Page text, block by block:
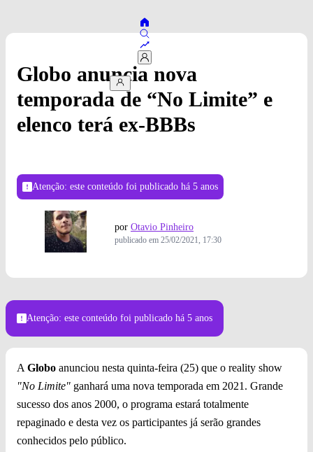
Globo anuncia nova
temporada de “No Limite” e
elenco terá ex-BBBs
Atenção: este conteúdo foi publicado há 5 anos
por Otavio Pinheiro
publicado em 25/02/2021, 17:30
Atenção: este conteúdo foi publicado há 5 anos
A Globo anunciou nesta quinta-feira (25) que o reality show
"No Limite" ganhará uma nova temporada em 2021. Grande
sucesso dos anos 2000, o programa estará totalmente
repaginado e desta vez os participantes já serão grandes
conhecidos pelo público.